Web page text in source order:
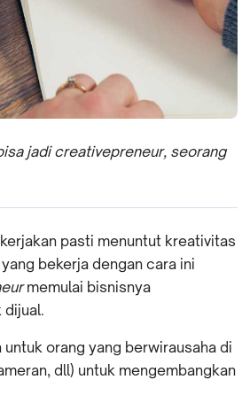
jadi creativepreneur, seorang
pasti menuntut kreativitas
bekerja dengan cara ini
memulai bisnisnya
dijual.
orang yang berwirausaha di
dll) untuk mengembangkan